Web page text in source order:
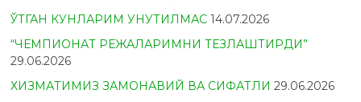
ЎТГАН КУНЛАРИМ УНУТИЛМАС 14.07.2026
“ЧЕМПИОНАТ РЕЖАЛАРИМНИ ТЕЗЛАШТИРДИ”
29.06.2026
ХИЗМАТИМИЗ ЗАМОНАВИЙ ВА СИФАТЛИ 29.06.2026